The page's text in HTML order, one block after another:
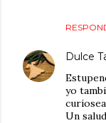
Dulce
yo
Un